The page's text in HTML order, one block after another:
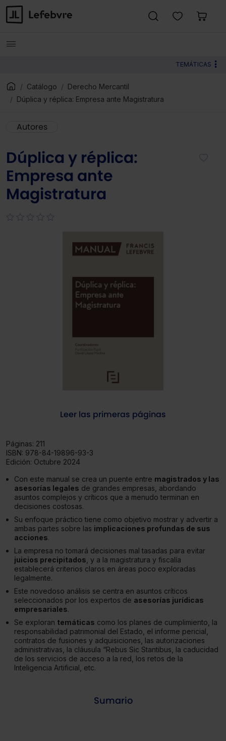
TEMÁTICAS
Catálogo
Derecho Mercantil
Dúplica y réplica: Empresa ante Magistratura
Autores
Dúplica y réplica:
Empresa ante
Magistratura
Leer las primeras páginas
Páginas: 211
ISBN: 978-84-19896-93-3
Edición: Octubre 2024
Con este manual se crea un puente entre magistrados y las
asesorías legales de grandes empresas, abordando
asuntos complejos y críticos que a menudo terminan en
decisiones costosas.
Su enfoque práctico tiene como objetivo mostrar y advertir a
ambas partes sobre las implicaciones profundas de sus
acciones.
La empresa no tomará decisiones mal tasadas para evitar
juicios precipitados , y a la magistratura y fiscalía
establecerá criterios claros en áreas poco exploradas
legalmente.
Este novedoso análisis se centra en asuntos críticos
seleccionados por los expertos de asesorías jurídicas
empresariales.
Se exploran temáticas como los planes de cumplimiento, la
responsabilidad patrimonial del Estado, el informe pericial,
contratos de fusiones y adquisiciones, las autorizaciones
administrativas, la cláusula “Rebus Sic Stantibus, la caducidad
de los servicios de acceso a la red, los retos de la
Inteligencia Artificial, etc.
Sumario